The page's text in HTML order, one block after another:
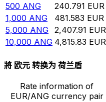
500 ANG 240.791 EUR
1,000 ANG 481.583 EUR
5,000 ANG 2,407.91 EUR
10,000 ANG 4,815.83 EUR
將 欧元 转换为 荷兰盾
Rate information of
EUR/ANG currency pair